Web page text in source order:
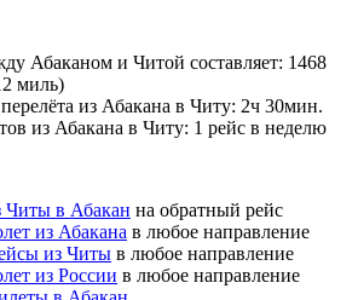
Абаканом и Читой составляет: 1468
миль)
из Абакана в Читу: 2ч 30мин.
из Абакана в Читу: 1 рейс в неделю
Читы в Абакан на обратный рейс
из Абакана в любое направление
из Читы в любое направление
из России в любое направление